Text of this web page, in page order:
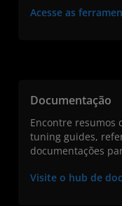
Acesse as
Documentação
Encontre resumos
tuning guides,
documentações
Visite o hub de